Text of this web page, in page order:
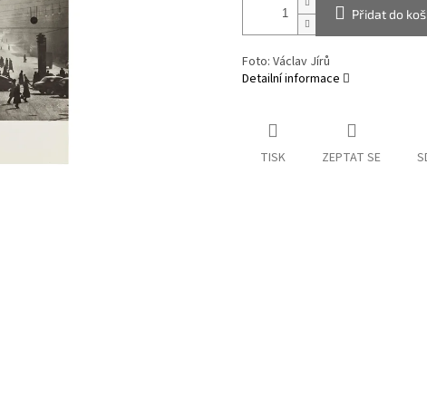
Přidat do
Foto: Václav Jírů
Detailní informace
TISK ZEPTAT SE